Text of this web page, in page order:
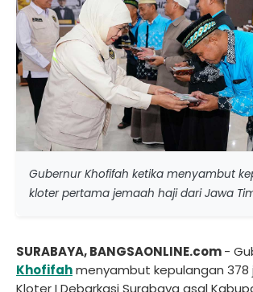
Gubernur Khofifah ketika menyambut
kloter pertama jemaah haji dari Jawa
SURABAYA, BANGSAONLINE.com-
Khofifahmenyambut kepulangan 378